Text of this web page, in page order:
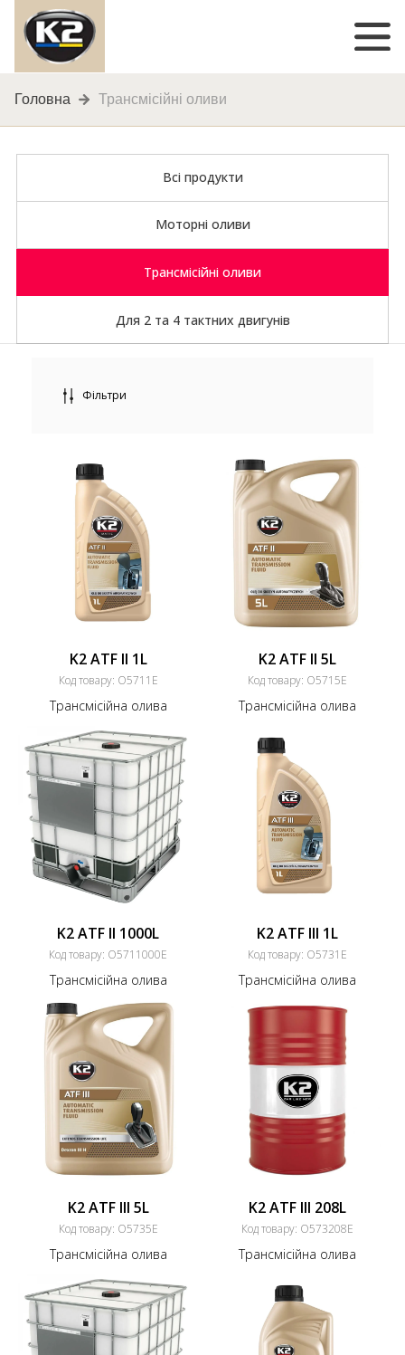
Головна Трансмісійні оливи
Моторні оливи
Для 2 та 4 тактних двигунів
Трансмісійні оливи
Всі продукти
Фільтри
K2 ATF II 1L
Код товару: O5711E
Трансмісійна олива
K2 ATF II 5L
Код товару: O5715E
Трансмісійна олива
K2 ATF II 1000L
Код товару: O5711000E
Трансмісійна олива
K2 ATF IlI 1L
Код товару: O5731Е
Трансмісійна олива
K2 ATF IlI 5L
Код товару: O5735Е
Трансмісійна олива
K2 ATF IlI 208L
Код товару: O573208Е
Трансмісійна олива